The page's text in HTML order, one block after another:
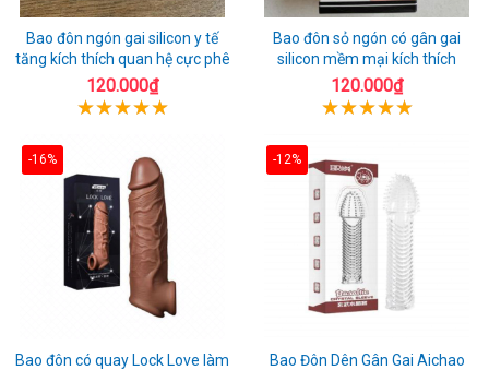
Bao đôn ngón gai silicon y tế
tăng kích thích quan hệ cực phê
120.000₫
Bao đôn sỏ ngón có gân gai
silicon mềm mại kích thích
120.000₫
-16%
Bao đôn có quay Lock Love làm
-12%
Bao Đôn Dên Gân Gai Aichao